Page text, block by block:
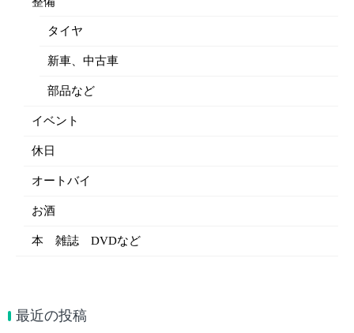
タイヤ
新車、中古車
部品など
イベント
休日
オートバイ
お酒
本 雑誌 DVDなど
最近の投稿